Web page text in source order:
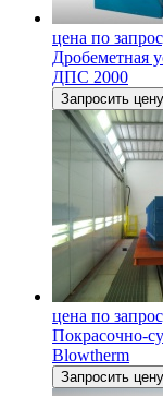
цена по
Дробеметная
ДПС 2000
Запросить цену
цена по
Покрасочно-
Blowtherm
Запросить цену